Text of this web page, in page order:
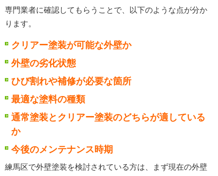
専門業者に確認してもらうことで、以下のような点が分か
ります。
クリアー塗装が可能な外壁か
外壁の劣化状態
ひび割れや補修が必要な箇所
最適な塗料の種類
通常塗装とクリアー塗装のどちらが適している
か
今後のメンテナンス時期
練馬区で外壁塗装を検討されている方は、まず現在の外壁